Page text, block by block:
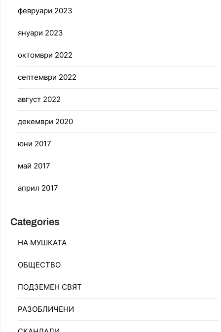
февруари 2023
януари 2023
октомври 2022
септември 2022
август 2022
декември 2020
юни 2017
май 2017
април 2017
Categories
НА МУШКАТА
ОБЩЕСТВО
ПОДЗЕМЕН СВЯТ
РАЗОБЛИЧЕНИ